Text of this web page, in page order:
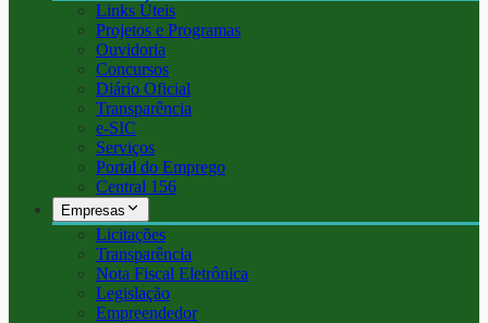
Links Úteis
Projetos e Programas
Ouvidoria
Concursos
Diário Oficial
Transparência
e-SIC
Serviços
Portal do Emprego
Central 156
Empresas
Licitações
Transparência
Nota Fiscal Eletrônica
Legislação
Empreendedor